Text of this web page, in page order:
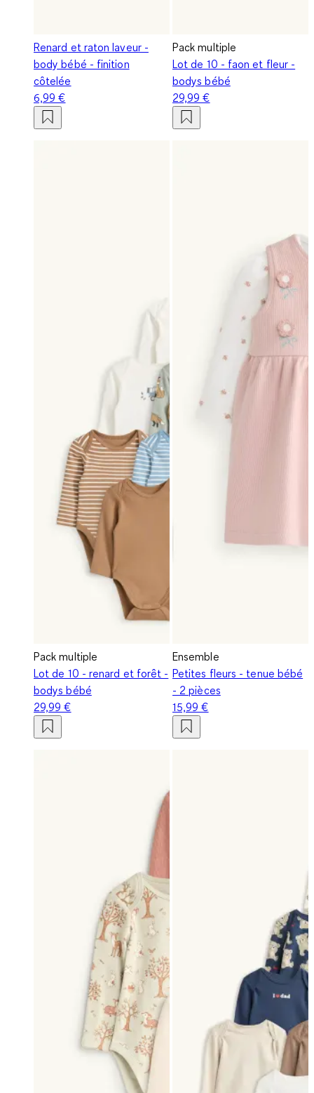
Renard et raton laveur -
body bébé - finition
côtelée
6,99 €
Pack multiple
Lot de 10 - faon et fleur -
bodys bébé
29,99 €
Pack multiple
Lot de 10 - renard et forêt -
bodys bébé
29,99 €
Ensemble
Petites fleurs - tenue bébé
- 2 pièces
15,99 €